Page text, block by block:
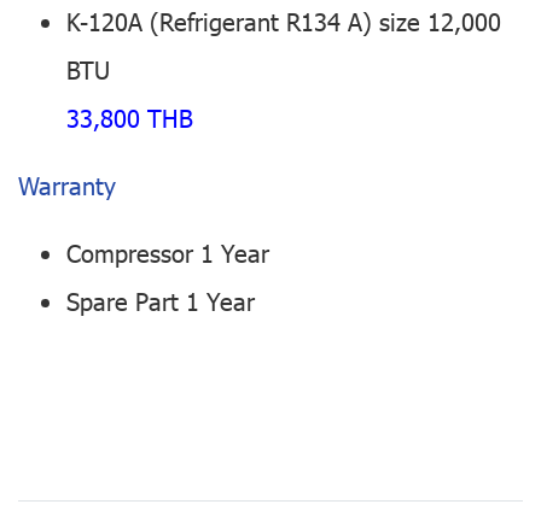
K-120A (Refrigerant R134 A) size 12,000
BTU
33,800 THB
Warranty
Compressor 1 Year
Spare Part 1 Year